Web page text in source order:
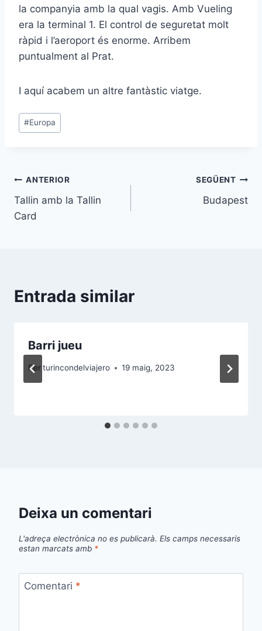
la companyia amb la qual vagis. Amb Vueling
era la terminal 1. El control de seguretat molt
ràpid i l’aeroport és enorme. Arribem
puntualment al Prat.
I aquí acabem un altre fantàstic viatge.
Etiquetes
d'entrada
#Europa
Navegació
d'entrades
ANTERIOR
Tallin amb la Tallin
Card
SEGÜENT
Budapest
Entrada similar
Barri jueu
Perturincondelviajero 19 maig, 2023
Deixa un comentari
L'adreça electrònica no es publicarà. Els camps necessaris
estan marcats amb *
Comentari *